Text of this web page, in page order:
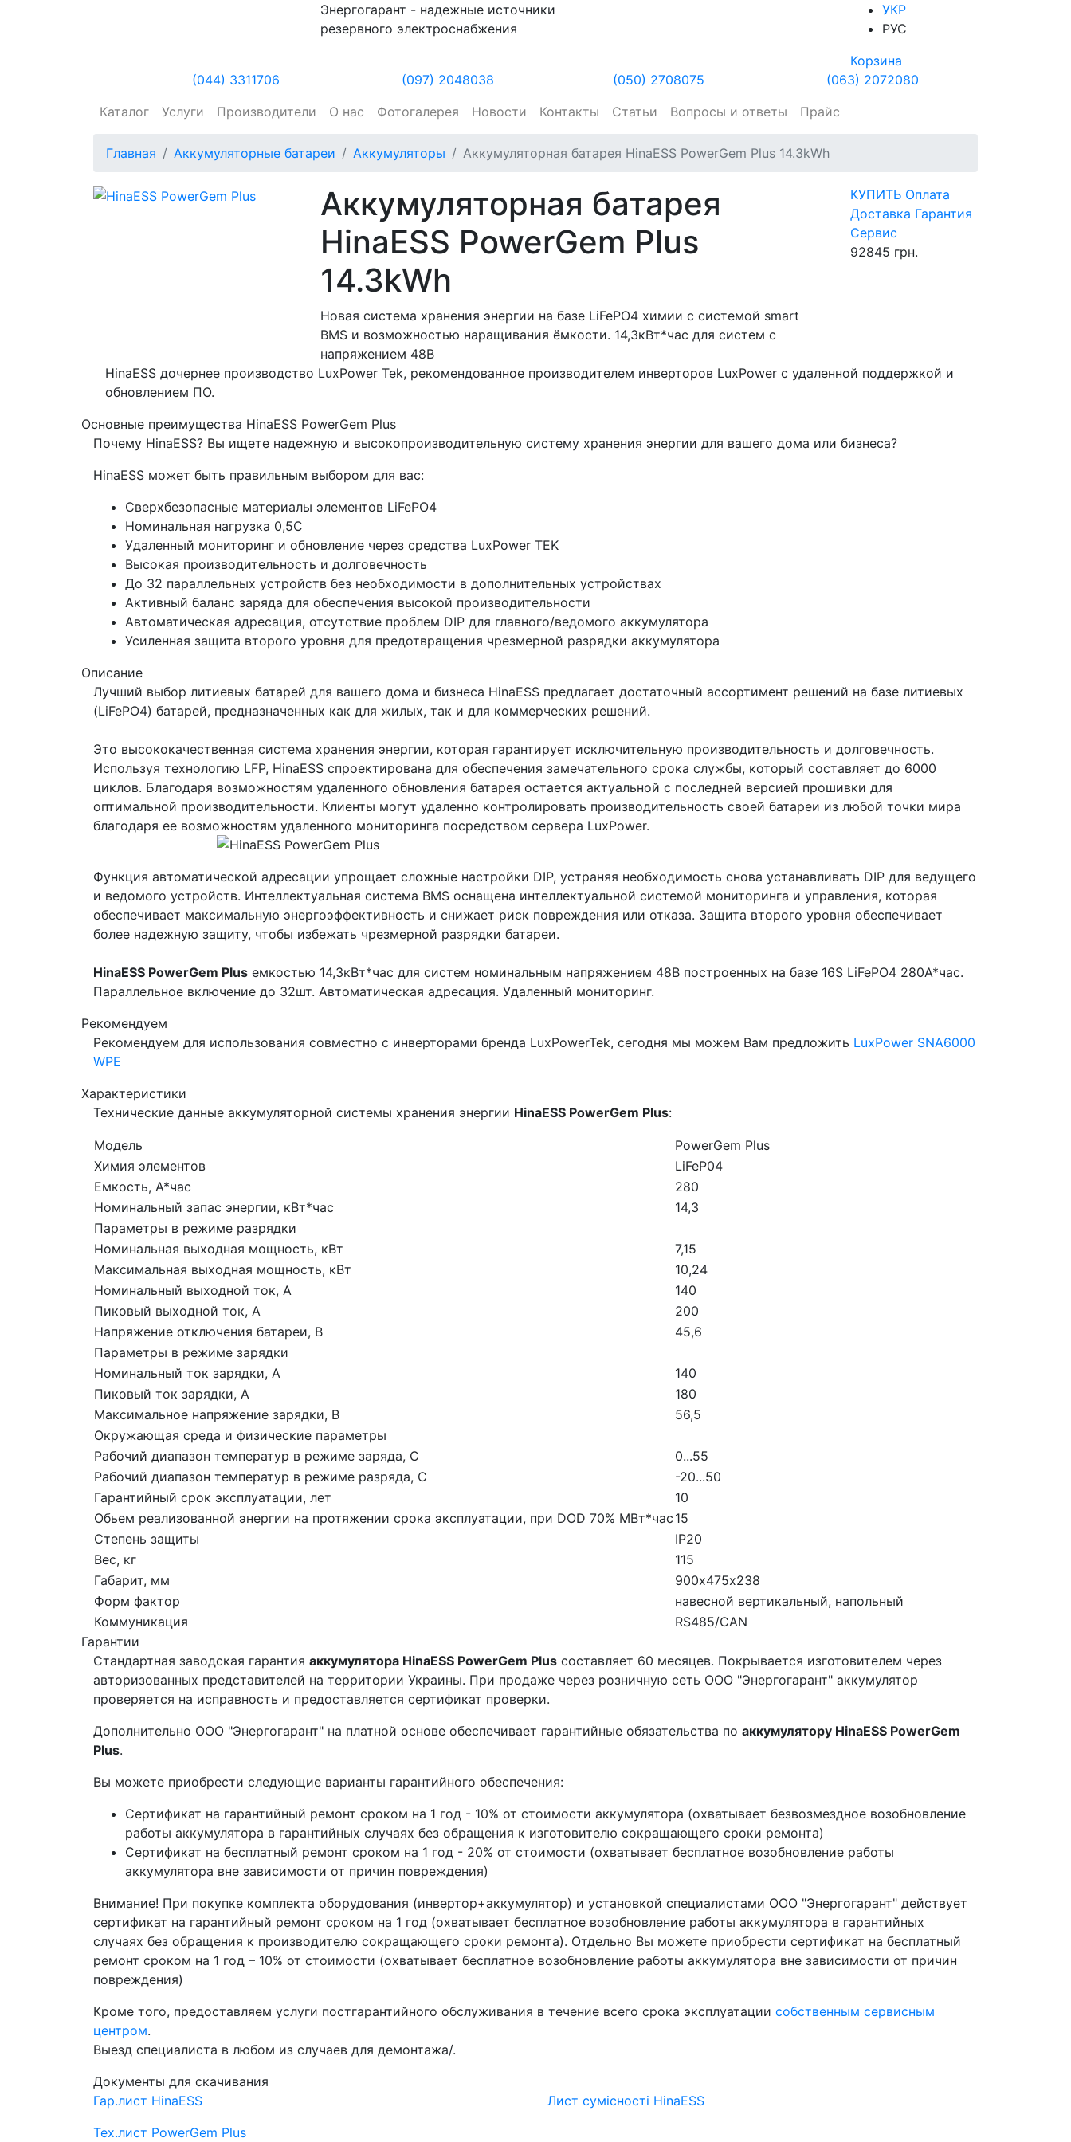
Энергогарант - надежные источники
резервного электроснабжения
УКР
РУС
Корзина
(044) 3311706
(097) 2048038 (050) 2708075
(063) 2072080
Каталог
Услуги Производители О нас Фотогалерея Новости Контакты Статьи Вопросы и ответы Прайс
Главная Аккумуляторные батареи Аккумуляторы Аккумуляторная батарея HinaESS PowerGem Plus 14.3kWh
Аккумуляторная батарея
HinaESS PowerGem Plus
14.3kWh
Новая система хранения энергии на базе LiFePO4 химии с системой smart
BMS и возможностью наращивания ёмкости. 14,3кВт*час для систем с
напряжением 48В
КУПИТЬ Оплата
Доставка Гарантия
Сервис
92845 грн.
HinaESS дочернее производство LuxPower Tek, рекомендованное производителем инверторов LuxPower с удаленной поддержкой и
обновлением ПО.
Основные преимущества HinaESS PowerGem Plus
Почему HinaESS? Вы ищете надежную и высокопроизводительную систему хранения энергии для вашего дома или бизнеса?
HinaESS может быть правильным выбором для вас:
Сверхбезопасные материалы элементов LiFePO4
Номинальная нагрузка 0,5C
Удаленный мониторинг и обновление через средства LuxPower TEK
Высокая производительность и долговечность
До 32 параллельных устройств без необходимости в дополнительных устройствах
Активный баланс заряда для обеспечения высокой производительности
Автоматическая адресация, отсутствие проблем DIP для главного/ведомого аккумулятора
Усиленная защита второго уровня для предотвращения чрезмерной разрядки аккумулятора
Описание
Лучший выбор литиевых батарей для вашего дома и бизнеса HinaESS предлагает достаточный ассортимент решений на базе литиевых
(LiFePO4) батарей, предназначенных как для жилых, так и для коммерческих решений.
Это высококачественная система хранения энергии, которая гарантирует исключительную производительность и долговечность.
Используя технологию LFP, HinaESS спроектирована для обеспечения замечательного срока службы, который составляет до 6000
циклов. Благодаря возможностям удаленного обновления батарея остается актуальной с последней версией прошивки для
оптимальной производительности. Клиенты могут удаленно контролировать производительность своей батареи из любой точки мира
благодаря ее возможностям удаленного мониторинга посредством сервера LuxPower.
Функция автоматической адресации упрощает сложные настройки DIP, устраняя необходимость снова устанавливать DIP для ведущего
и ведомого устройств. Интеллектуальная система BMS оснащена интеллектуальной системой мониторинга и управления, которая
обеспечивает максимальную энергоэффективность и снижает риск повреждения или отказа. Защита второго уровня обеспечивает
более надежную защиту, чтобы избежать чрезмерной разрядки батареи.
HinaESS PowerGem Plus емкостью 14,3кВт*час для систем номинальным напряжением 48В построенных на базе 16S LiFePO4 280A*час.
Параллельное включение до 32шт. Автоматическая адресация. Удаленный мониторинг.
Рекомендуем
Рекомендуем для использования совместно с инверторами бренда LuxPowerTek, сегодня мы можем Вам предложить LuxPower SNA6000
WPE
Характеристики
Технические данные аккумуляторной системы хранения энергии HinaESS PowerGem Plus:
Модель
PowerGem Plus
Химия элементов
LiFeP04
Емкость, А*час
280
Номинальный запас энергии, кВт*час
14,3
Параметры в режиме разрядки
Номинальная выходная мощность, кВт
7,15
Максимальная выходная мощность, кВт
10,24
Номинальный выходной ток, А
140
Пиковый выходной ток, А
200
Напряжение отключения батареи, В
45,6
Параметры в режиме зарядки
Номинальный ток зарядки, А
140
Пиковый ток зарядки, А
180
Максимальное напряжение зарядки, В
56,5
Окружающая среда и физические параметры
Рабочий диапазон температур в режиме заряда, С
0...55
Рабочий диапазон температур в режиме разряда, С
-20...50
Гарантийный срок эксплуатации, лет
10
Обьем реализованной энергии на протяжении срока эксплуатации, при DOD 70% МВт*час 15
Степень защиты
IP20
Вес, кг
115
Габарит, мм
900х475х238
Форм фактор
навесной вертикальный, напольный
Коммуникация
RS485/CAN
Гарантии
Стандартная заводская гарантия аккумулятора HinaESS PowerGem Plus составляет 60 месяцев. Покрывается изготовителем через
авторизованных представителей на территории Украины. При продаже через розничную сеть ООО "Энергогарант" аккумулятор
проверяется на исправность и предоставляется сертификат проверки.
Дополнительно ООО "Энергогарант" на платной основе обеспечивает гарантийные обязательства по аккумулятору HinaESS PowerGem
Plus.
Вы можете приобрести следующие варианты гарантийного обеспечения:
Сертификат на гарантийный ремонт сроком на 1 год - 10% от стоимости аккумулятора (охватывает безвозмездное возобновление
работы аккумулятора в гарантийных случаях без обращения к изготовителю сокращающего сроки ремонта)
Сертификат на бесплатный ремонт сроком на 1 год - 20% от стоимости (охватывает бесплатное возобновление работы
аккумулятора вне зависимости от причин повреждения)
Внимание! При покупке комплекта оборудования (инвертор+аккумулятор) и установкой специалистами ООО "Энергогарант" действует
сертификат на гарантийный ремонт сроком на 1 год (охватывает бесплатное возобновление работы аккумулятора в гарантийных
случаях без обращения к производителю сокращающего сроки ремонта). Отдельно Вы можете приобрести сертификат на бесплатный
ремонт сроком на 1 год – 10% от стоимости (охватывает бесплатное возобновление работы аккумулятора вне зависимости от причин
повреждения)
Кроме того, предоставляем услуги постгарантийного обслуживания в течение всего срока эксплуатации собственным сервисным
центром.
Выезд специалиста в любом из случаев для демонтажа/.
Документы для скачивания
Гар.лист HinaESS
Лист сумісності HinaESS
Тех.лист PowerGem Plus